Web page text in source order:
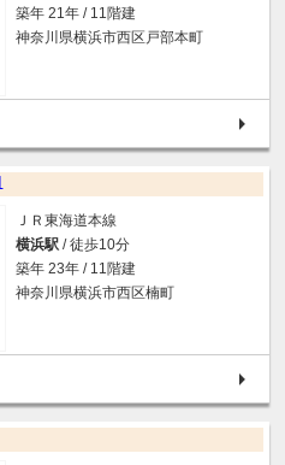
築年 21年 / 11階建
神奈川県横浜市西区戸部本町
ＪＲ東海道本線
横浜駅 / 徒歩10分
築年 23年 / 11階建
神奈川県横浜市西区楠町